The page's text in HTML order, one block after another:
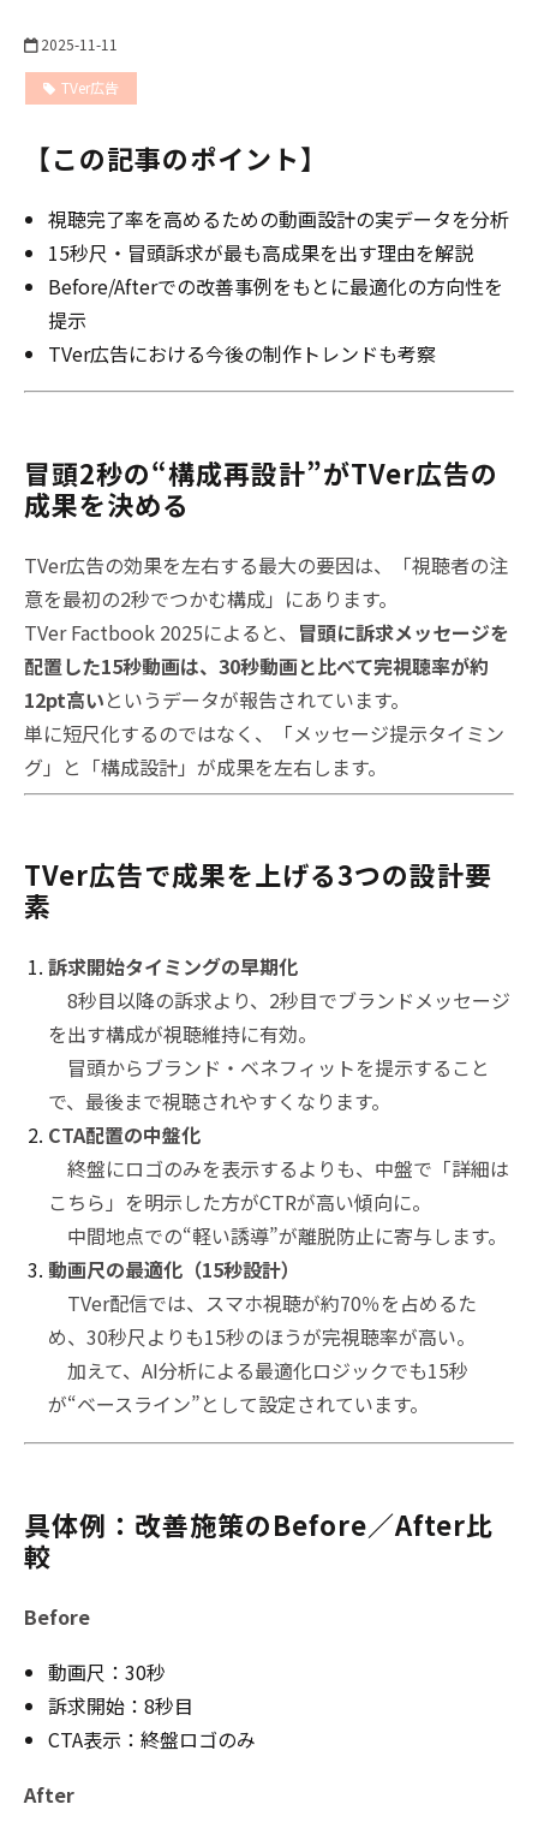
2025-11-11
TVer広告
【この記事のポイント】
視聴完了率を高めるための動画設計の実データを分析
15秒尺・冒頭訴求が最も高成果を出す理由を解説
Before/Afterでの改善事例をもとに最適化の方向性を
提示
TVer広告における今後の制作トレンドも考察
冒頭2秒の“構成再設計”がTVer広告の
成果を決める
TVer広告の効果を左右する最大の要因は、「視聴者の注
意を最初の2秒でつかむ構成」にあります。
TVer Factbook 2025によると、 冒頭に訴求メッセージを
配置した15秒動画は、30秒動画と比べて完視聴率が約
12pt高いというデータが報告されています。
単に短尺化するのではなく、「メッセージ提示タイミン
グ」と「構成設計」が成果を左右します。
TVer広告で成果を上げる3つの設計要
素
訴求開始タイミングの早期化
8秒目以降の訴求より、2秒目でブランドメッセージ
を出す構成が視聴維持に有効。
冒頭からブランド・ベネフィットを提示すること
で、最後まで視聴されやすくなります。
CTA配置の中盤化
終盤にロゴのみを表示するよりも、中盤で「詳細は
こちら」を明示した方がCTRが高い傾向に。
中間地点での“軽い誘導”が離脱防止に寄与します。
動画尺の最適化（15秒設計）
TVer配信では、スマホ視聴が約70％を占めるた
め、30秒尺よりも15秒のほうが完視聴率が高い。
加えて、AI分析による最適化ロジックでも15秒
が“ベースライン”として設定されています。
具体例：改善施策のBefore／After比
較
Before
動画尺：30秒
訴求開始：8秒目
CTA表示：終盤ロゴのみ
After